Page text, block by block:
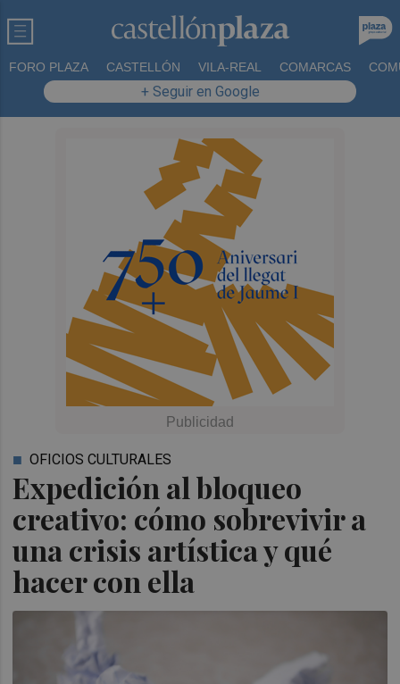
FORO PLAZA CASTELLÓN VILA-REAL COMARCAS
+ Seguir en Google
Expedición al bloqueo
creativo: cómo sobrevivir a
una crisis artística y qué
hacer con ella
OFICIOS CULTURALES